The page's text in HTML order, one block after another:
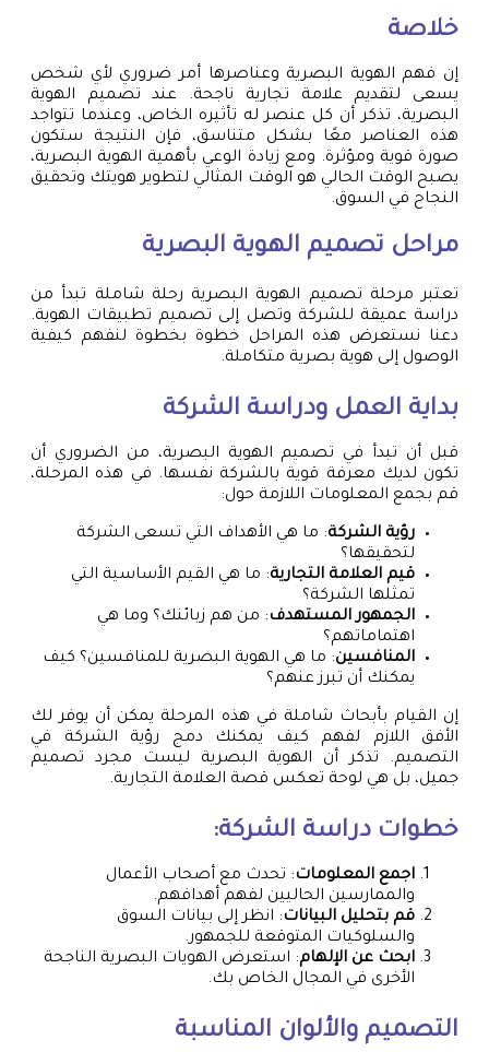
خلاصة
إن فهم الهوية البصرية وعناصرها أمر ضروري لأي شخص
يسعى لتقديم علامة تجارية ناجحة. عند تصميم الهوية
البصرية، تذكر أن كل عنصر له تأثيره الخاص، وعندما تتواجد
هذه العناصر معًا بشكل متناسق، فإن النتيجة ستكون
صورة قوية ومؤثرة. ومع زيادة الوعي بأهمية الهوية البصرية،
يصبح الوقت الحالي هو الوقت المثالي لتطوير هويتك وتحقيق
النجاح في السوق.
مراحل تصميم الهوية البصرية
تعتبر مرحلة تصميم الهوية البصرية رحلة شاملة تبدأ من
دراسة عميقة للشركة وتصل إلى تصميم تطبيقات الهوية.
دعنا نستعرض هذه المراحل خطوة بخطوة لنفهم كيفية
الوصول إلى هوية بصرية متكاملة.
بداية العمل ودراسة الشركة
قبل أن تبدأ في تصميم الهوية البصرية، من الضروري أن
تكون لديك معرفة قوية بالشركة نفسها. في هذه المرحلة،
قم بجمع المعلومات اللازمة حول:
رؤية الشركة: ما هي الأهداف التي تسعى الشركة
لتحقيقها؟
قيم العلامة التجارية: ما هي القيم الأساسية التي
تمثلها الشركة؟
الجمهور المستهدف: من هم زبائنك؟ وما هي
اهتماماتهم؟
المنافسين: ما هي الهوية البصرية للمنافسين؟ كيف
يمكنك أن تبرز عنهم؟
إن القيام بأبحاث شاملة في هذه المرحلة يمكن أن يوفر لك
الأفق اللازم لفهم كيف يمكنك دمج رؤية الشركة في
التصميم. تذكر أن الهوية البصرية ليست مجرد تصميم
جميل، بل هي لوحة تعكس قصة العلامة التجارية.
خطوات دراسة الشركة:
اجمع المعلومات: تحدث مع أصحاب الأعمال
والممارسين الحاليين لفهم أهدافهم.
قم بتحليل البيانات: انظر إلى بيانات السوق
والسلوكيات المتوقعة للجمهور.
ابحث عن الإلهام: استعرض الهويات البصرية الناجحة
الأخرى في المجال الخاص بك.
التصميم والألوان المناسبة